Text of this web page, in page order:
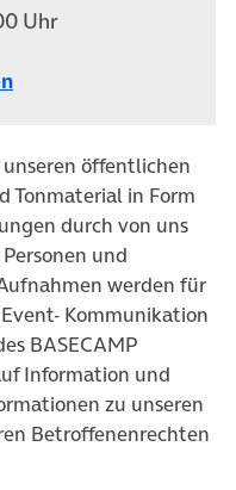
Uhr
öffentlichen
Tonmaterial in Form
durch von uns
und
werden für
Kommunikation
BASECAMP
Information und
zu unseren
Betroffenenrechten